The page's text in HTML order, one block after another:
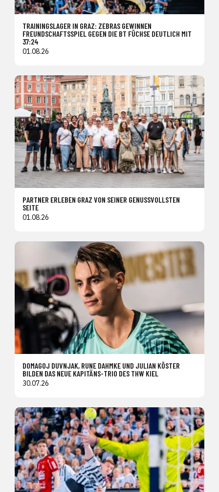
TRAININGSLAGER IN GRAZ: ZEBRAS GEWINNEN
FREUNDSCHAFTSSPIEL GEGEN DIE BT FÜCHSE DEUTLICH MIT
37:24
01.08.26
PARTNER ERLEBEN GRAZ VON SEINER GENUSSVOLLSTEN
SEITE
01.08.26
DOMAGOJ DUVNJAK, RUNE DAHMKE UND JULIAN KÖSTER
BILDEN DAS NEUE KAPITÄNS-TRIO DES THW KIEL
30.07.26